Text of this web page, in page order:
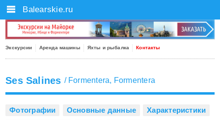
Экскурсии Аренда машины Яхты и рыбалка Контакты
Ses Salines / Formentera, Formentera
Фотографии Основные данные
Характеристики
Balearskie.ru